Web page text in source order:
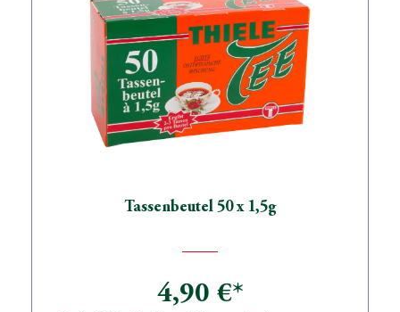
Tassenbeutel 50 x 1,5g
4,90 €*